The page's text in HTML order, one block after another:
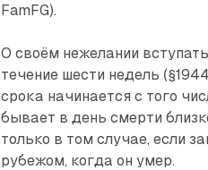
FamFG).
О своём нежелании
течение шести недель
срока начинается с того
бывает в день смерти
только в том случае, если
рубежом, когда он умер.